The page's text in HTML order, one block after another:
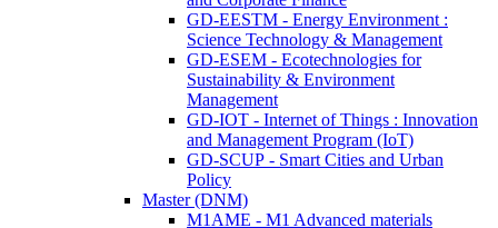
GD-EESTM - Energy Environment :
Science Technology & Management
GD-ESEM - Ecotechnologies for
Sustainability & Environment
Management
GD-IOT - Internet of Things : Innovation
and Management Program (IoT)
GD-SCUP - Smart Cities and Urban
Policy
Master (DNM)
M1AME - M1 Advanced materials